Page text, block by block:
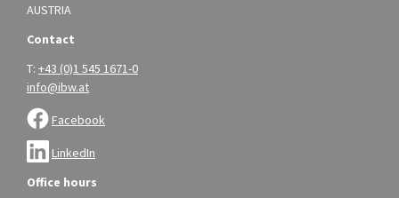
AUSTRIA
Contact
T: +43 (0)1 545 1671-0
info@ibw.at
Facebook
LinkedIn
Office hours